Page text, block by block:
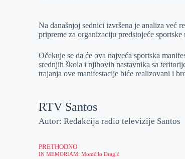
Na današnjoj sednici izvršena je analiza već
pripreme za organizaciju predstojeće sportske
Očekuje se da će ova najveća sportska
srednjih škola i njihovih nastavnika sa
trajanja ove manifestacije biće realizovani i
RTV Santos
Autor: Redakcija radio televizije Santos
PRETHODNO
IN MEMORIAM: Momčilo Dragić